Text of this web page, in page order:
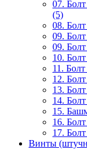
07.
(5)
08.
09.
09.
10.
11.
12.
13.
14.
15.
16.
17.
Винты